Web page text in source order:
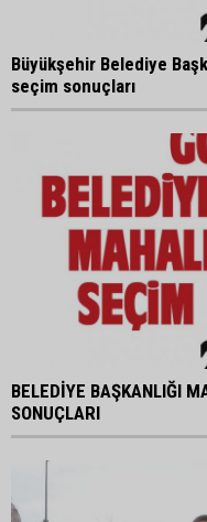
Büyükşehir Belediye
seçim sonuçları
BELEDİYE BAŞKANLIĞI
SONUÇLARI